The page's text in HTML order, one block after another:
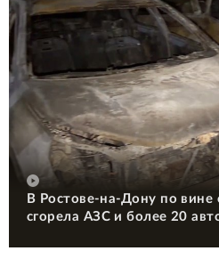
В Ростове-на-Дону по вине
сгорела АЗС и более 20